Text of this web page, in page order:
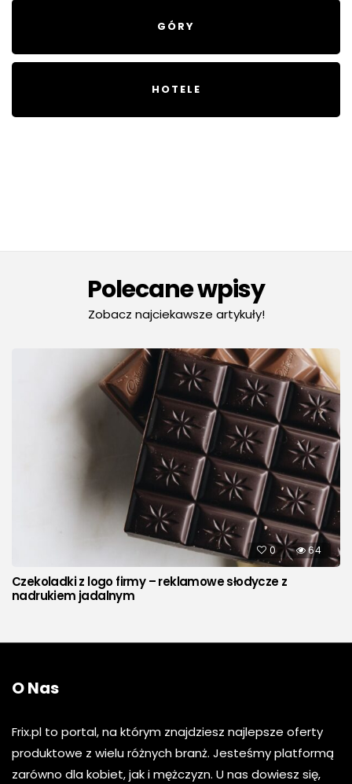
GÓRY
HOTELE
Polecane wpisy
Zobacz najciekawsze artykuły!
0 64
Czekoladki z logo firmy – reklamowe słodycze z
nadrukiem jadalnym
O Nas
Frix.pl to portal, na którym znajdziesz najlepsze oferty
produktowe z wielu różnych branż. Jesteśmy platformą
zarówno dla kobiet, jak i mężczyzn. U nas dowiesz się,